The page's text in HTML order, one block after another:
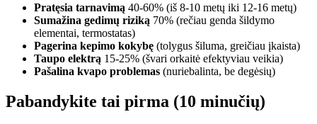
Pratęsia tarnavimą 40-60% (iš 8-10 metų iki 12-16 metų)
Sumažina gedimų riziką 70% (rečiau genda šildymo
elementai, termostatas)
Pagerina kepimo kokybę (tolygus šiluma, greičiau įkaista)
Taupo elektrą 15-25% (švari orkaitė efektyviau veikia)
Pašalina kvapo problemas (nuriebalinta, be degėsių)
Pabandykite tai pirma (10 minučių)